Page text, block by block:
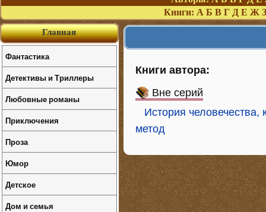
Книги: А Б В Г Д Е Ж З
Книги автора:
Вне серий
История
метод
Главная
Фантастика
Детективы и Триллеры
Любовные романы
Приключения
Проза
Юмор
Детское
Дом и семья